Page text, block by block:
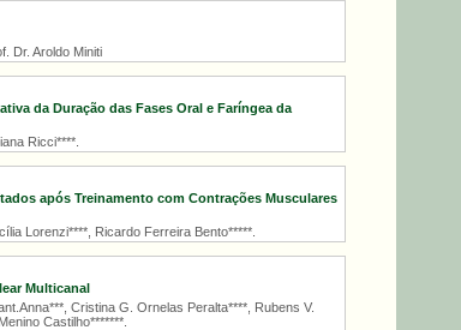
Dr. Aroldo Miniti
da Duração das Fases Oral e Faríngea da
Ricci****.
após Treinamento com Contrações Musculares
Lorenzi****, Ricardo Ferreira Bento*****.
Multicanal
Cristina G. Ornelas Peralta****, Rubens V.
Castilho*******.